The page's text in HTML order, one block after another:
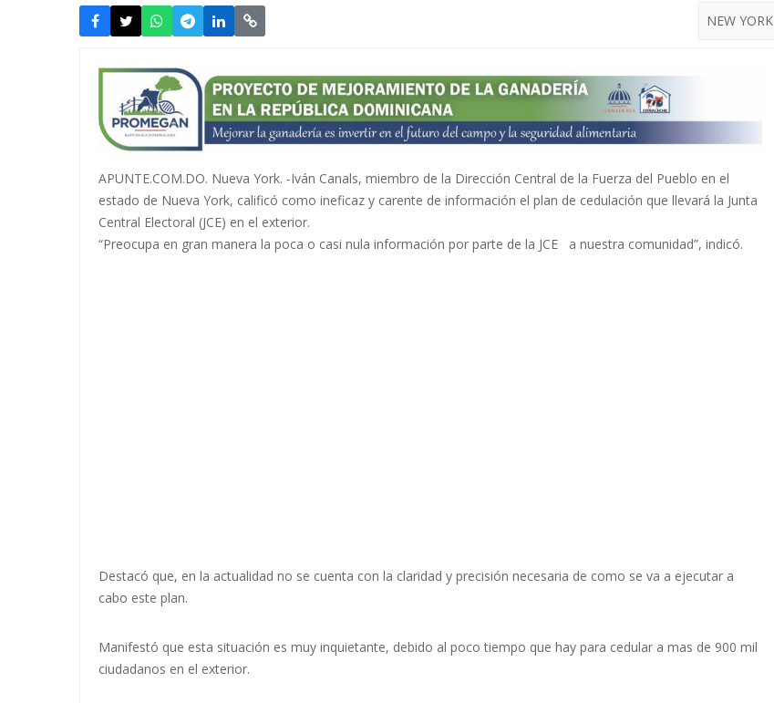
NEW YORK
APUNTE.COM.DO. Nueva York. -Iván Canals, miembro de la Dirección Central de la Fuerza del Pueblo en el
estado de Nueva York, calificó como ineficaz y carente de información el plan de cedulación que llevará la Junta
Central Electoral (JCE) en el exterior.
“Preocupa en gran manera la poca o casi nula información por parte de la JCE a nuestra comunidad”, indicó.
Destacó que, en la actualidad no se cuenta con la claridad y precisión necesaria de como se va a ejecutar a
cabo este plan.
Manifestó que esta situación es muy inquietante, debido al poco tiempo que hay para cedular a mas de 900 mil
ciudadanos en el exterior.